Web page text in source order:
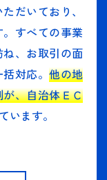
だいており、
すべての事業
、お取引の面
括対応。他の地
、自治体ＥＣ
います。